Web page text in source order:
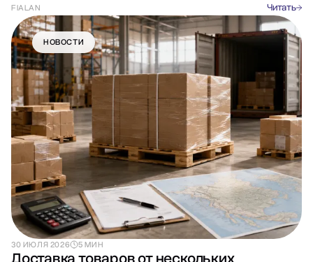
FIALAN Читать
НОВОСТИ
30 ИЮЛЯ 2026 5 МИН